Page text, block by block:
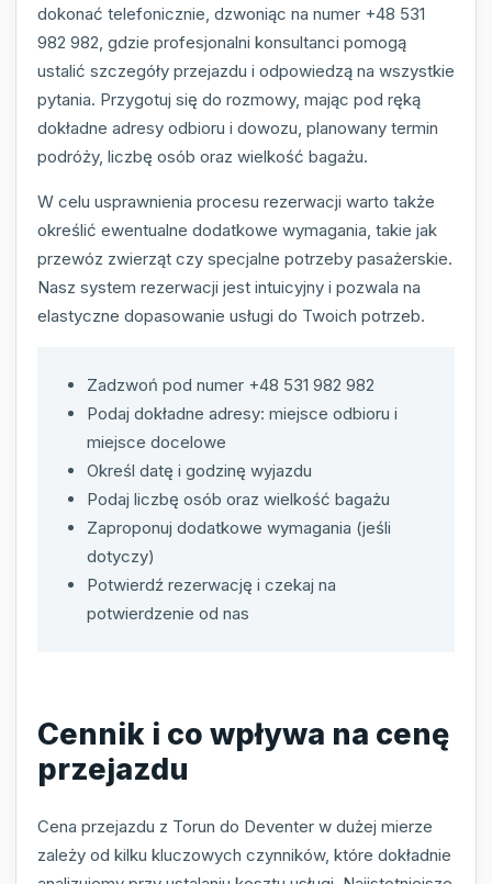
dokonać telefonicznie, dzwoniąc na numer +48 531
982 982, gdzie profesjonalni konsultanci pomogą
ustalić szczegóły przejazdu i odpowiedzą na wszystkie
pytania. Przygotuj się do rozmowy, mając pod ręką
dokładne adresy odbioru i dowozu, planowany termin
podróży, liczbę osób oraz wielkość bagażu.
W celu usprawnienia procesu rezerwacji warto także
określić ewentualne dodatkowe wymagania, takie jak
przewóz zwierząt czy specjalne potrzeby pasażerskie.
Nasz system rezerwacji jest intuicyjny i pozwala na
elastyczne dopasowanie usługi do Twoich potrzeb.
Zadzwoń pod numer +48 531 982 982
Podaj dokładne adresy: miejsce odbioru i
miejsce docelowe
Określ datę i godzinę wyjazdu
Podaj liczbę osób oraz wielkość bagażu
Zaproponuj dodatkowe wymagania (jeśli
dotyczy)
Potwierdź rezerwację i czekaj na
potwierdzenie od nas
Cennik i co wpływa na cenę
przejazdu
Cena przejazdu z Torun do Deventer w dużej mierze
zależy od kilku kluczowych czynników, które dokładnie